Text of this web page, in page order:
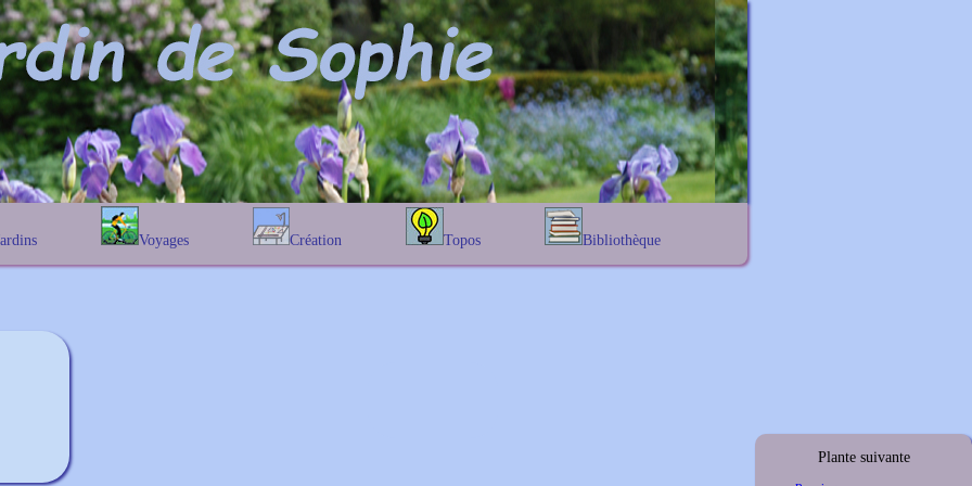
Voyages
En Belgique
Création
Prairies fleuries
Topos
Les chênes
Bibliothèque
Lexique noms propres
Plante suivante